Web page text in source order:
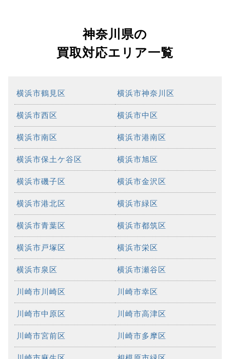
神奈川県の
買取対応エリア一覧
横浜市鶴見区 横浜市神奈川区
横浜市西区 横浜市中区
横浜市南区 横浜市港南区
横浜市保土ケ谷区 横浜市旭区
横浜市磯子区 横浜市金沢区
横浜市港北区 横浜市緑区
横浜市青葉区 横浜市都筑区
横浜市戸塚区 横浜市栄区
横浜市泉区 横浜市瀬谷区
川崎市川崎区 川崎市幸区
川崎市中原区 川崎市高津区
川崎市宮前区 川崎市多摩区